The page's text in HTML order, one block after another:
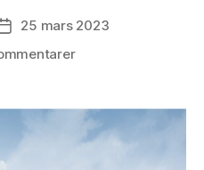
Inläggsdatum
25 mars 2023
till
trä
producerar